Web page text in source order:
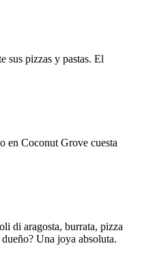
sus pizzas y pastas. El
en Coconut Grove cuesta
di aragosta, burrata, pizza
Una joya absoluta.